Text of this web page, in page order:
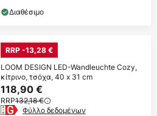
Διαθέσιμο
RRP -13,28 €
LOOM DESIGN LED-Wandleuchte Cozy,
κίτρινο, τσόχα, 40 x 31 cm
118,90 €
RRP132,18 €
Φύλλο δεδομένων